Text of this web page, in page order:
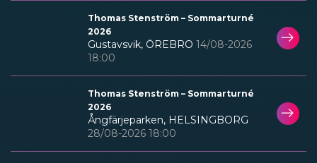
Thomas Stenström – Sommarturné
2026
Gustavsvik, ÖREBRO 14/08-2026
18:00
Thomas Stenström – Sommarturné
2026
Ångfärjeparken, HELSINGBORG
28/08-2026 18:00